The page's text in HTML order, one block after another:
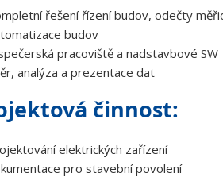
řešení řízení budov, odečty
budov
pracoviště a nadstavbové SW
analýza a prezentace dat
činnost:
elektrických zařízení
pro stavební povolení